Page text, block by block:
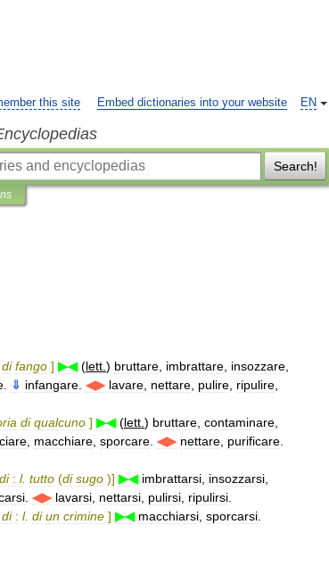
EN
this site Embed dictionaries into your website
Search!
di fango ] ▶◀(lett ) bruttare imbrattare insozzare
⇓ infangare ◀▶ lavare nettare pulire ripulire
di qualcuno ] ▶◀(lett ) bruttare contaminare
macchiare sporcare ◀▶ nettare purificare
di : l. tutto (di sugo )] ▶◀ imbrattarsi insozzarsi
◀▶ lavarsi nettarsi pulirsi ripulirsi
di : l. di un crimine ] ▶◀ macchiarsi sporcarsi